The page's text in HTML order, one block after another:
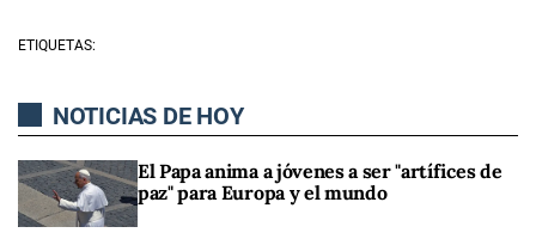
ETIQUETAS:
NOTICIAS DE HOY
El Papa anima a jóvenes a ser "artífices de
paz" para Europa y el mundo